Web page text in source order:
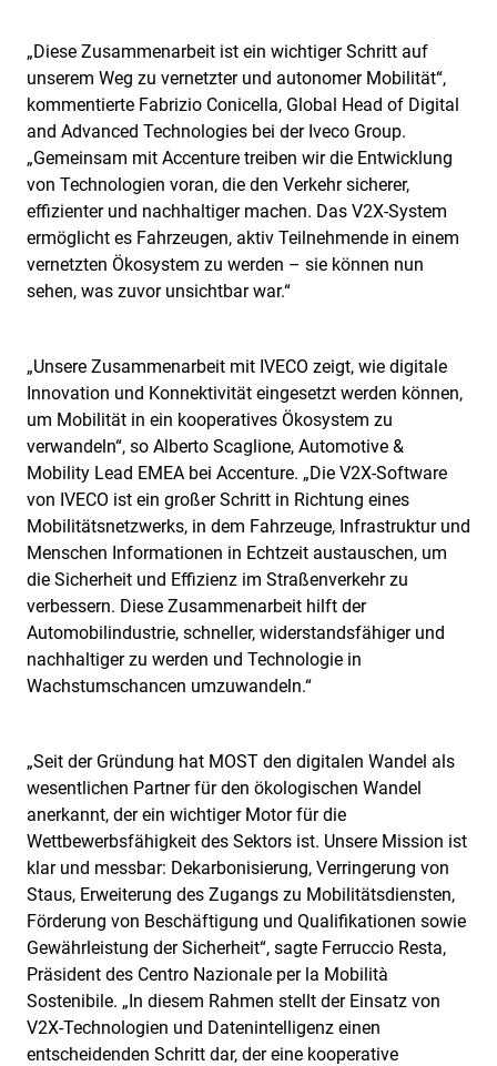
„Diese Zusammenarbeit ist ein wichtiger Schritt auf
unserem Weg zu vernetzter und autonomer Mobilität“,
kommentierte Fabrizio Conicella, Global Head of Digital
and Advanced Technologies bei der Iveco Group.
„Gemeinsam mit Accenture treiben wir die Entwicklung
von Technologien voran, die den Verkehr sicherer,
effizienter und nachhaltiger machen. Das V2X-System
ermöglicht es Fahrzeugen, aktiv Teilnehmende in einem
vernetzten Ökosystem zu werden – sie können nun
sehen, was zuvor unsichtbar war.“
„Unsere Zusammenarbeit mit IVECO zeigt, wie digitale
Innovation und Konnektivität eingesetzt werden können,
um Mobilität in ein kooperatives Ökosystem zu
verwandeln“, so Alberto Scaglione, Automotive &
Mobility Lead EMEA bei Accenture. „Die V2X-Software
von IVECO ist ein großer Schritt in Richtung eines
Mobilitätsnetzwerks, in dem Fahrzeuge, Infrastruktur und
Menschen Informationen in Echtzeit austauschen, um
die Sicherheit und Effizienz im Straßenverkehr zu
verbessern. Diese Zusammenarbeit hilft der
Automobilindustrie, schneller, widerstandsfähiger und
nachhaltiger zu werden und Technologie in
Wachstumschancen umzuwandeln.“
„Seit der Gründung hat MOST den digitalen Wandel als
wesentlichen Partner für den ökologischen Wandel
anerkannt, der ein wichtiger Motor für die
Wettbewerbsfähigkeit des Sektors ist. Unsere Mission ist
klar und messbar: Dekarbonisierung, Verringerung von
Staus, Erweiterung des Zugangs zu Mobilitätsdiensten,
Förderung von Beschäftigung und Qualifikationen sowie
Gewährleistung der Sicherheit“, sagte Ferruccio Resta,
Präsident des Centro Nazionale per la Mobilità
Sostenibile. „In diesem Rahmen stellt der Einsatz von
V2X-Technologien und Datenintelligenz einen
entscheidenden Schritt dar, der eine kooperative